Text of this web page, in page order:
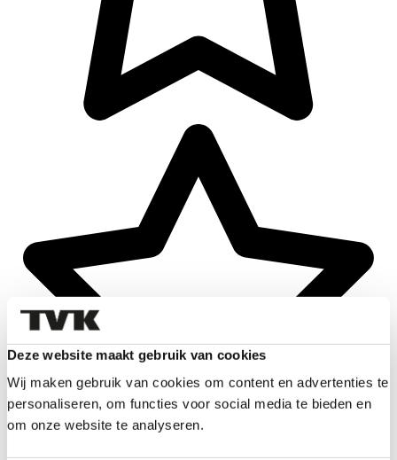
Deze website maakt gebruik van cookies
Wij maken gebruik van cookies om content en advertenties te
personaliseren, om functies voor social media te bieden en
om onze website te analyseren.